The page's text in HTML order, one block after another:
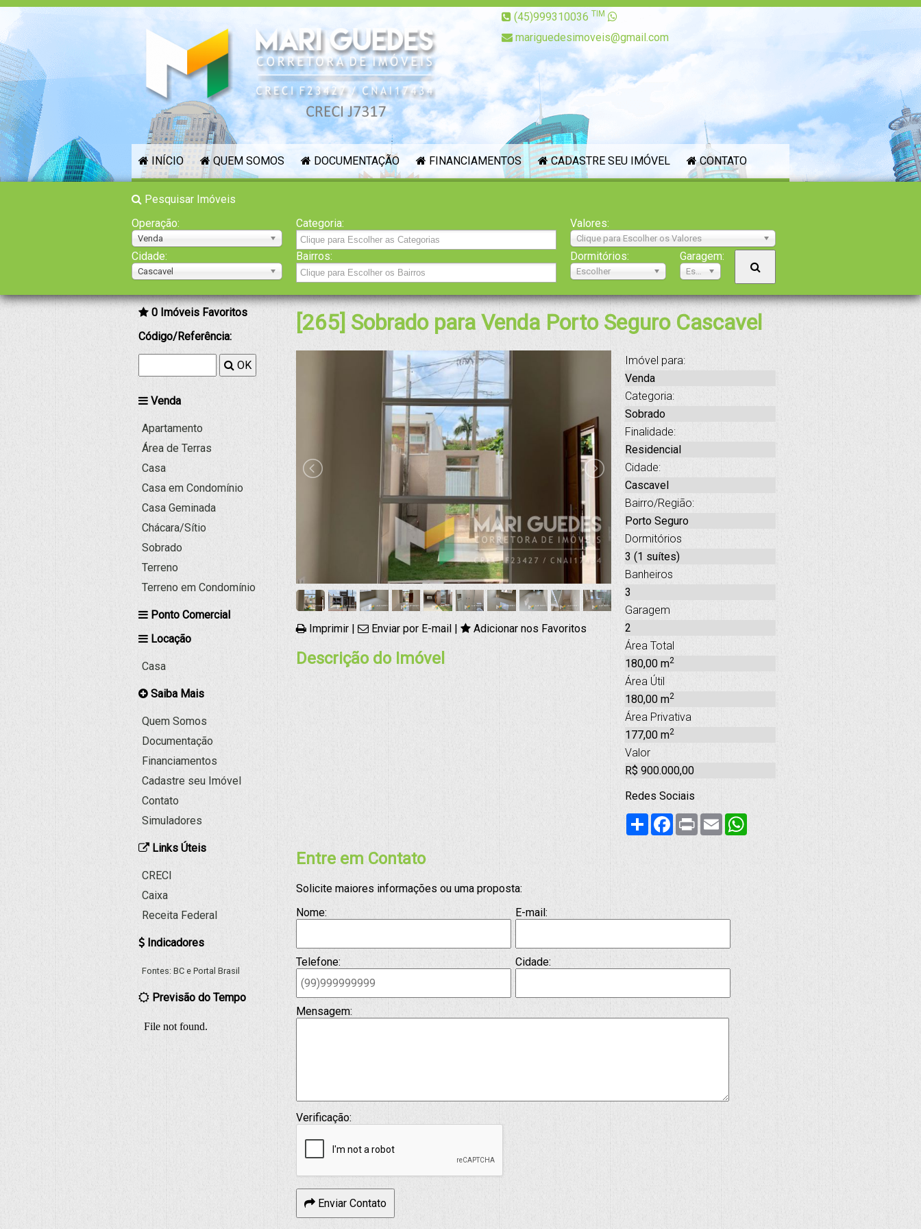
(45)999310036 TIM
mariguedesimoveis@gmail.com
INÍCIO QUEM SOMOS DOCUMENTAÇÃO FINANCIAMENTOS CADASTRE SEU IMÓVEL CONTATO
Pesquisar Imóveis
Operação:
Venda
Categoria: Valores:
Clique para Escolher os Valores
Cidade:
Cascavel
Bairros: Dormitórios:
Escolher
Garagem:
Escolher
0 Imóveis Favoritos
Código/Referência:
OK
Venda
Apartamento
Área de Terras
Casa
Casa em Condomínio
Casa Geminada
Chácara/Sítio
Sobrado
Terreno
Terreno em Condomínio
Ponto Comercial
Locação
Casa
Saiba Mais
Quem Somos
Documentação
Financiamentos
Cadastre seu Imóvel
Contato
Simuladores
Links Úteis
CRECI
Caixa
Receita Federal
Indicadores
Fontes: BC e Portal Brasil
Previsão do Tempo
[265] Sobrado para Venda Porto Seguro Cascavel
Imprimir | Enviar por E-mail | Adicionar nos Favoritos
Descrição do Imóvel
Imóvel para:
Venda
Categoria:
Sobrado
Finalidade:
Residencial
Cidade:
Cascavel
Bairro/Região:
Porto Seguro
Dormitórios
3 (1 suítes)
Banheiros
3
Garagem
2
Área Total
180,00 m2
Área Útil
180,00 m2
Área Privativa
177,00 m2
Valor
R$ 900.000,00
Redes Sociais
Compartilhar
Facebook
Print Email
Entre em Contato
Solicite maiores informações ou uma proposta:
Nome:
Telefone:
E-mail:
Cidade:
Mensagem:
Verificação:
Enviar Contato